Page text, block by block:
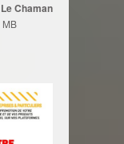
Chaman
MB